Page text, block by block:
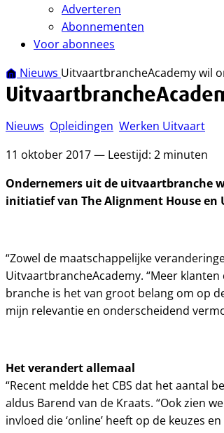
Adverteren
Abonnementen
Voor abonnees
Nieuws UitvaartbrancheAcademy wil
Nieuws Opleidingen Werken Uitvaart
11 oktober 2017 — Leestijd: 2 minuten
Ondernemers uit de uitvaartbranche
initiatief van The Alignment House en
“Zowel de maatschappelijke
UitvaartbrancheAcademy. “Meer
branche is het van groot belang om op
mijn relevantie en onderscheidend
Het verandert allemaal
“Recent meldde het CBS dat het aantal
aldus Barend van de Kraats. “Ook zien
invloed die ‘online’ heeft op de keuzes